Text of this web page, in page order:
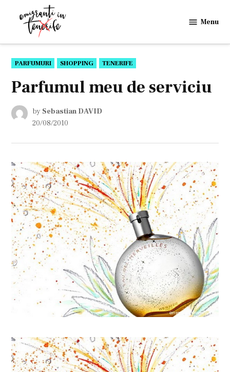
in
Menu
POSTED
IN
PARFUMURI SHOPPING TENERIFE
Parfumul meu de serviciu
by Sebastian DAVID
20/08/2010